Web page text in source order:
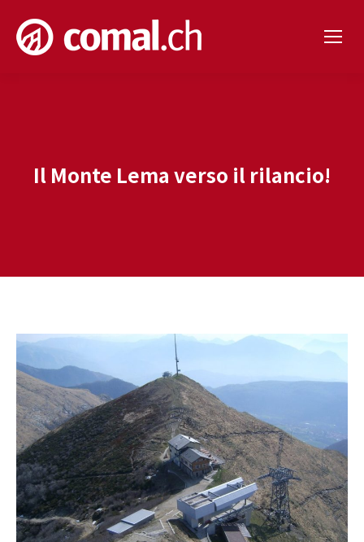
Il Monte Lema verso il rilancio!